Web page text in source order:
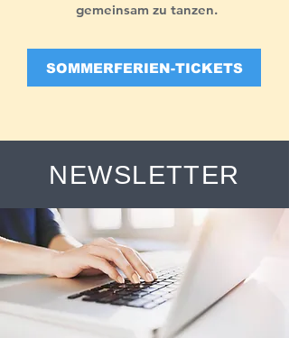
gemeinsam zu tanzen.
SOMMERFERIEN-TICKETS
NEWSLETTER